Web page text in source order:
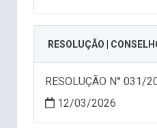
RESOLUÇÃO |
RESOLUÇÃO N°
12/03/2026